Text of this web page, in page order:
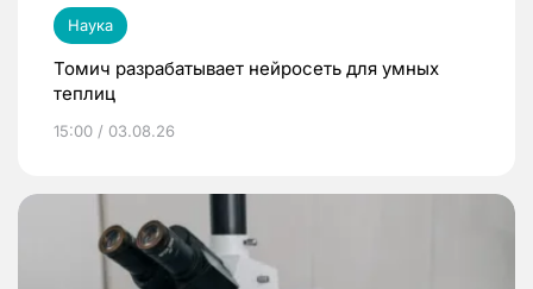
Наука
Томич разрабатывает нейросеть для умных
теплиц
15:00 / 03.08.26